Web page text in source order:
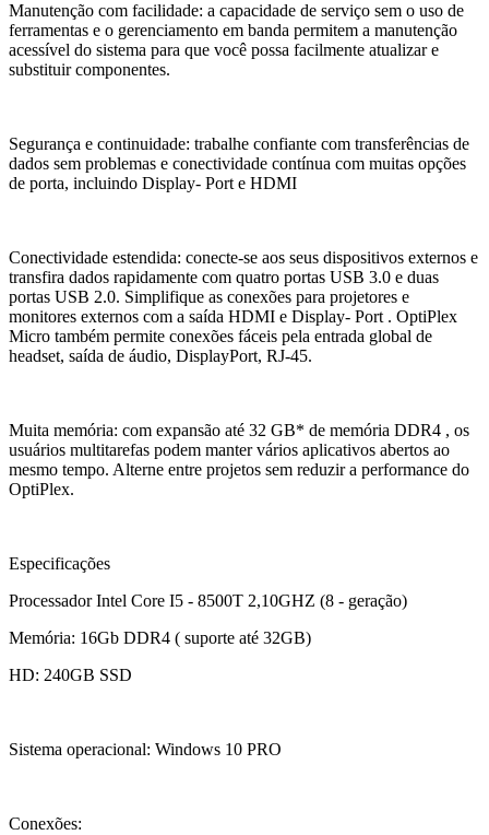
Manutenção com facilidade: a capacidade de serviço sem o uso de
ferramentas e o gerenciamento em banda permitem a manutenção
acessível do sistema para que você possa facilmente atualizar e
substituir componentes.
Segurança e continuidade: trabalhe confiante com transferências de
dados sem problemas e conectividade contínua com muitas opções
de porta, incluindo Display- Port e HDMI
Conectividade estendida: conecte-se aos seus dispositivos externos e
transfira dados rapidamente com quatro portas USB 3.0 e duas
portas USB 2.0. Simplifique as conexões para projetores e
monitores externos com a saída HDMI e Display- Port . OptiPlex
Micro também permite conexões fáceis pela entrada global de
headset, saída de áudio, DisplayPort, RJ-45.
Muita memória: com expansão até 32 GB* de memória DDR4 , os
usuários multitarefas podem manter vários aplicativos abertos ao
mesmo tempo. Alterne entre projetos sem reduzir a performance do
OptiPlex.
Especificações
Processador Intel Core I5 - 8500T 2,10GHZ (8 - geração)
Memória: 16Gb DDR4 ( suporte até 32GB)
HD: 240GB SSD
Sistema operacional: Windows 10 PRO
Conexões: